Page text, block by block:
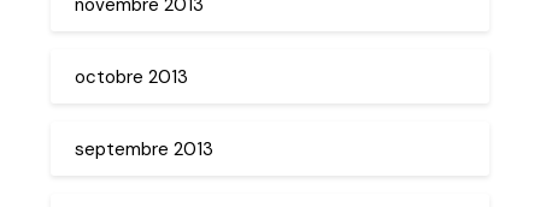
octobre 2013
septembre 2013